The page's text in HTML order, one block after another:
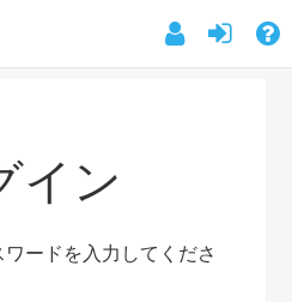
イン
ードを入力してくださ